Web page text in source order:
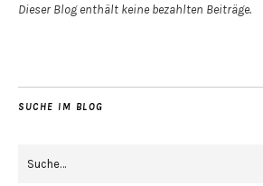
Dieser Blog enthält keine bezahlten Beiträge.
SUCHE IM BLOG